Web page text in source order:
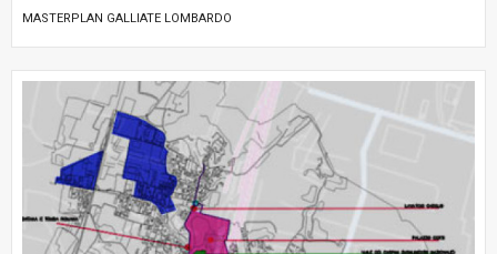
MASTERPLAN GALLIATE LOMBARDO